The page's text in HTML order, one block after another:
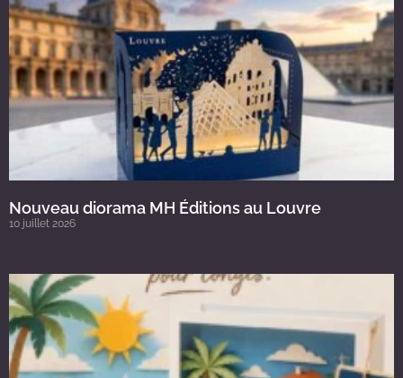
Nouveau diorama MH Éditions au Louvre
10 juillet 2026